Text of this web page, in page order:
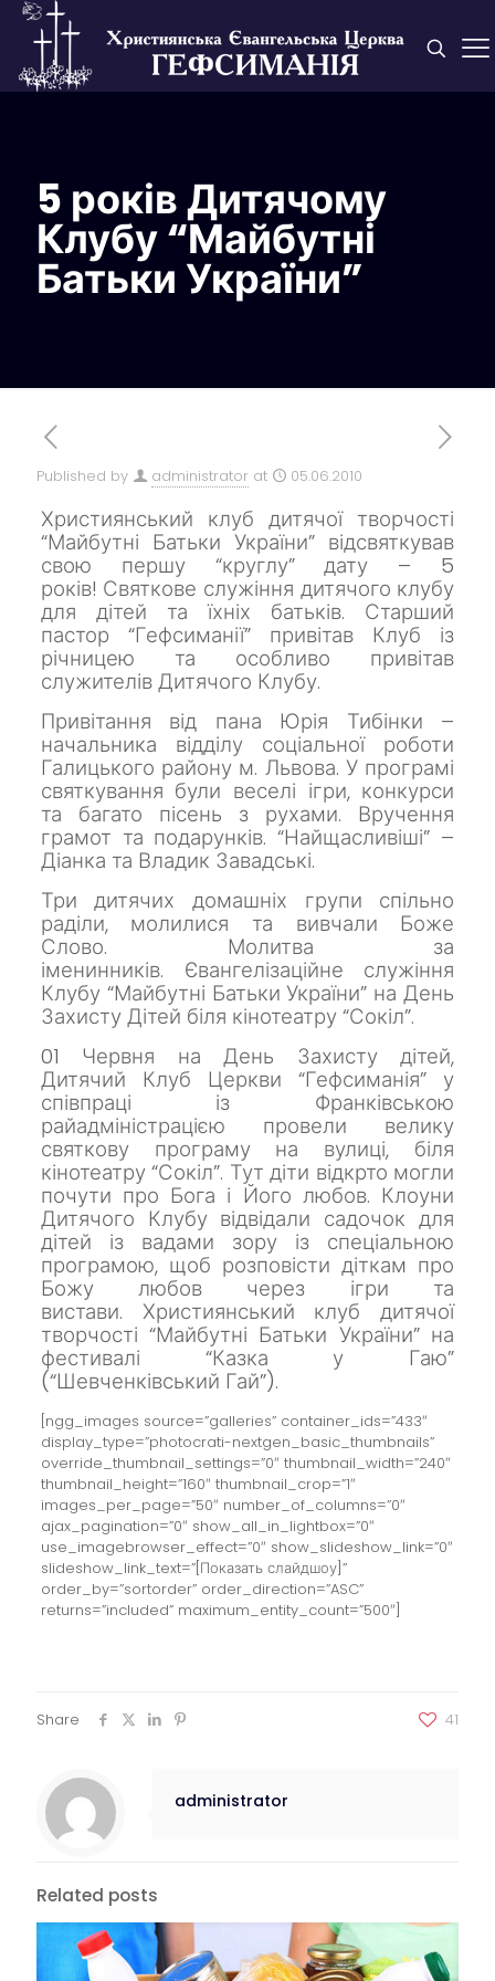
5 років Дитячому
Клубу “Майбутні
Батьки України”
Published by administrator at 05.06.2010
Християнський клуб дитячої творчості
“Майбутні Батьки України” відсвяткував
свою першу “круглу” дату – 5
років! Святкове служіння дитячого клубу
для дітей та їхніх батьків. Старший
пастор “Гефсиманії” привітав Клуб із
річницею та особливо привітав
служителів Дитячого Клубу.
Привітання від пана Юрія Тибінки –
начальника відділу соціальної роботи
Галицького району м. Львова. У програмі
святкування були веселі ігри, конкурси
та багато пісень з рухами. Вручення
грамот та подарунків.“Найщасливіші” –
Діанка та Владик Завадські.
Три дитячих домашніх групи спільно
раділи, молилися та вивчали Боже
Слово. Молитва за
іменинників. Євангелізаційне служіння
Клубу “Майбутні Батьки України” на День
Захисту Дітей біля кінотеатру “Сокіл”.
01 Червня на День Захисту дітей,
Дитячий Клуб Церкви “Гефсиманія” у
співпраці із Франківською
райадміністрацією провели велику
святкову програму на вулиці, біля
кінотеатру “Сокіл”. Тут діти відкрто могли
почути про Бога і Його любов. Клоуни
Дитячого Клубу відвідали садочок для
дітей із вадами зору із спеціальною
програмою, щоб розповісти діткам про
Божу любов через ігри та
вистави. Християнський клуб дитячої
творчості “Майбутні Батьки України” на
фестивалі “Казка у Гаю”
(“Шевченківський Гай”).
[ngg_images source=”galleries” container_ids=”433″
display_type=”photocrati-nextgen_basic_thumbnails”
override_thumbnail_settings=”0″ thumbnail_width=”240″
thumbnail_height=”160″ thumbnail_crop=”1″
images_per_page=”50″ number_of_columns=”0″
ajax_pagination=”0″ show_all_in_lightbox=”0″
use_imagebrowser_effect=”0″ show_slideshow_link=”0″
slideshow_link_text=”[Показать слайдшоу]”
order_by=”sortorder” order_direction=”ASC”
returns=”included” maximum_entity_count=”500″]
Share 41
administrator
Related posts